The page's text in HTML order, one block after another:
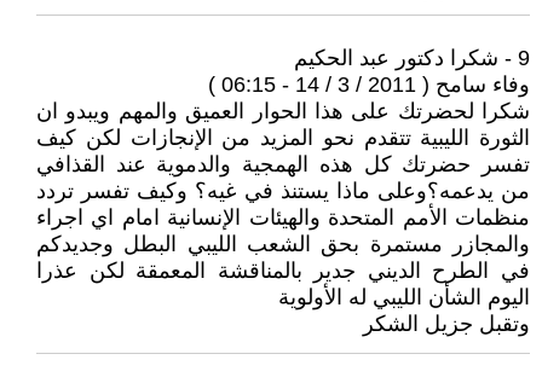
9 - شكرا دكتور عبد الحكيم
وفاء سامح ( 2011 / 3 / 14 - 06:15 )
شكرا لحضرتك على هذا الحوار العميق والمهم ويبدو ان
الثورة الليبية تتقدم نحو المزيد من الإنجازات لكن كيف
تفسر حضرتك كل هذه الهمجية والدموية عند القذافي
من يدعمه؟وعلى ماذا يستنذ في غيه؟ وكيف تفسر تردد
منظمات الأمم المتحدة والهيئات الإنسانية امام اي اجراء
والمجازر مستمرة بحق الشعب الليبي البطل وجديدكم
في الطرح الديني جدير بالمناقشة المعمقة لكن عذرا
اليوم الشأن الليبي له الأولوية
وتقبل جزيل الشكر